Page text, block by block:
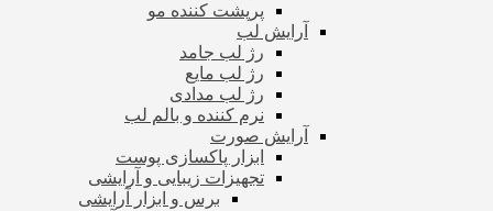
پرپشت کننده مو
آرایش لب
رژ لب جامد
رژ لب مایع
رژ لب مدادی
نرم کننده و بالم لب
آرایش صورت
ابزار پاکسازی پوست
تجهیزات زیبایی و آرایشی
برس و ابزار آرایشی